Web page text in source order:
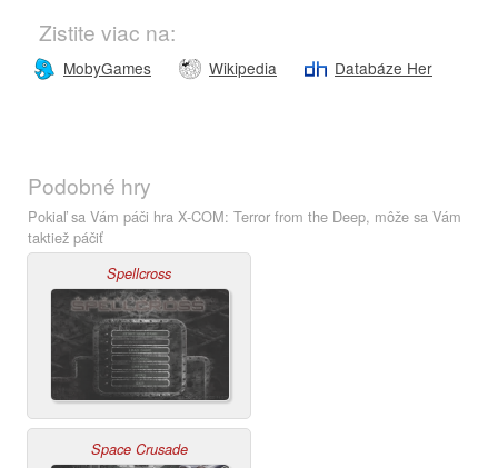
Zistite viac na:
MobyGames Wikipedia Databáze Her
Podobné hry
Pokiaľ sa Vám páči hra X-COM: Terror from the Deep, môže sa Vám
taktiež páčiť
Spellcross
Space Crusade